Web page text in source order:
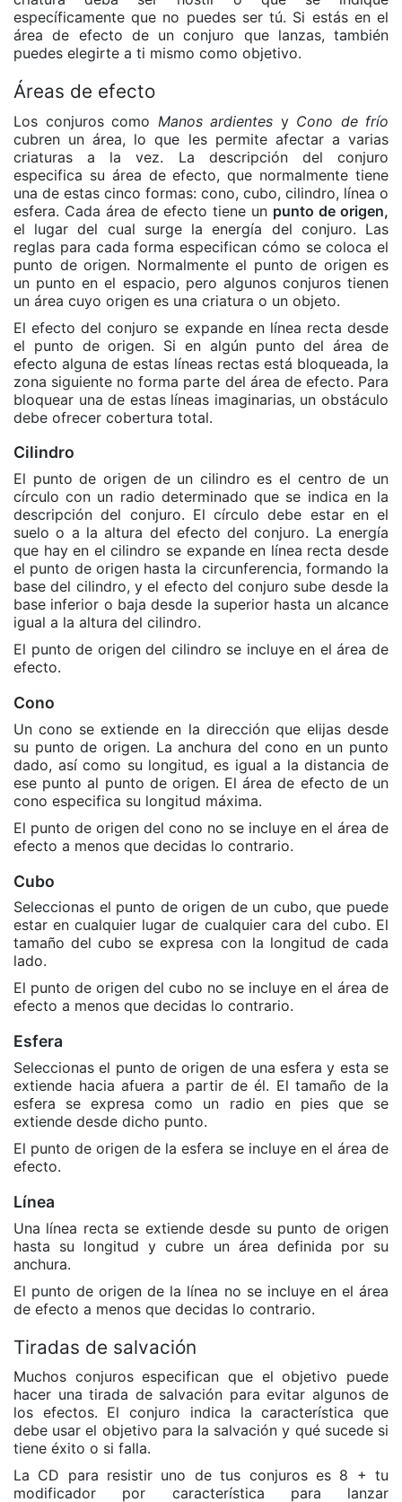
específicamente que no puedes ser tú. Si estás en el
área de efecto de un conjuro que lanzas, también
puedes elegirte a ti mismo como objetivo.
Áreas de efecto
Los conjuros como Manos ardientes y Cono de frío
cubren un área, lo que les permite afectar a varias
criaturas a la vez. La descripción del conjuro
especifica su área de efecto, que normalmente tiene
una de estas cinco formas: cono, cubo, cilindro, línea o
esfera. Cada área de efecto tiene un punto de origen,
el lugar del cual surge la energía del conjuro. Las
reglas para cada forma especifican cómo se coloca el
punto de origen. Normalmente el punto de origen es
un punto en el espacio, pero algunos conjuros tienen
un área cuyo origen es una criatura o un objeto.
El efecto del conjuro se expande en línea recta desde
el punto de origen. Si en algún punto del área de
efecto alguna de estas líneas rectas está bloqueada, la
zona siguiente no forma parte del área de efecto. Para
bloquear una de estas líneas imaginarias, un obstáculo
debe ofrecer cobertura total.
Cilindro
El punto de origen de un cilindro es el centro de un
círculo con un radio determinado que se indica en la
descripción del conjuro. El círculo debe estar en el
suelo o a la altura del efecto del conjuro. La energía
que hay en el cilindro se expande en línea recta desde
el punto de origen hasta la circunferencia, formando la
base del cilindro, y el efecto del conjuro sube desde la
base inferior o baja desde la superior hasta un alcance
igual a la altura del cilindro.
El punto de origen del cilindro se incluye en el área de
efecto.
Cono
Un cono se extiende en la dirección que elijas desde
su punto de origen. La anchura del cono en un punto
dado, así como su longitud, es igual a la distancia de
ese punto al punto de origen. El área de efecto de un
cono especifica su longitud máxima.
El punto de origen del cono no se incluye en el área de
efecto a menos que decidas lo contrario.
Cubo
Seleccionas el punto de origen de un cubo, que puede
estar en cualquier lugar de cualquier cara del cubo. El
tamaño del cubo se expresa con la longitud de cada
lado.
El punto de origen del cubo no se incluye en el área de
efecto a menos que decidas lo contrario.
Esfera
Seleccionas el punto de origen de una esfera y esta se
extiende hacia afuera a partir de él. El tamaño de la
esfera se expresa como un radio en pies que se
extiende desde dicho punto.
El punto de origen de la esfera se incluye en el área de
efecto.
Línea
Una línea recta se extiende desde su punto de origen
hasta su longitud y cubre un área definida por su
anchura.
El punto de origen de la línea no se incluye en el área
de efecto a menos que decidas lo contrario.
Tiradas de salvación
Muchos conjuros especifican que el objetivo puede
hacer una tirada de salvación para evitar algunos de
los efectos. El conjuro indica la característica que
debe usar el objetivo para la salvación y qué sucede si
tiene éxito o si falla.
La CD para resistir uno de tus conjuros es 8 + tu
modificador por característica para lanzar